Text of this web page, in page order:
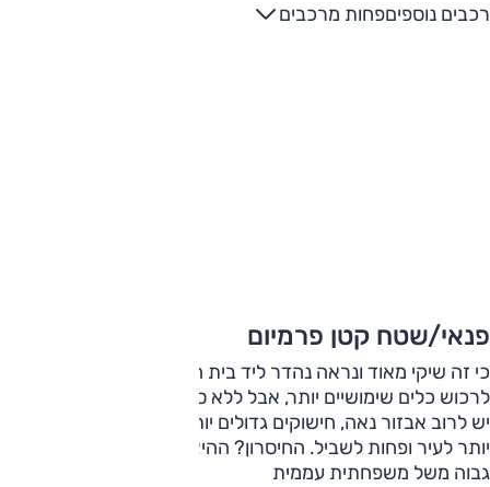
רכבים נוספיםפחות מרכבים
פנאי/שטח קטן פרמיום
כי זה שיקי מאוד ונראה נהדר ליד בית הקפה. במחיר הזה ניתן
לרכוש כלים שימושיים יותר, אבל ללא סמל הסטטוס שבחזית. כאן
יש לרוב אבזור נאה, חישוקים גדולים יותר וצמיגים שמתאימים
יותר לעיר ופחות לשביל. החיסרון? ההיצע נמוך יחסית והמחיר
גבוה משל משפחתית עממית